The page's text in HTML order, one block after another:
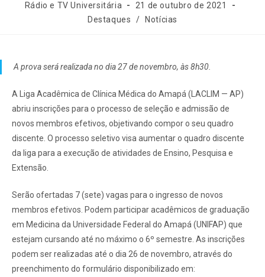
Rádio e TV Universitária
21 de outubro de 2021
Destaques
/ Notícias
A prova será realizada no dia 27 de novembro, às 8h30.
A Liga Acadêmica de Clínica Médica do Amapá (LACLIM — AP)
abriu inscrições para o processo de seleção e admissão de
novos membros efetivos, objetivando compor o seu quadro
discente. O processo seletivo visa aumentar o quadro discente
da liga para a execução de atividades de Ensino, Pesquisa e
Extensão.
Serão ofertadas 7 (sete) vagas para o ingresso de novos
membros efetivos. Podem participar acadêmicos de graduação
em Medicina da Universidade Federal do Amapá (UNIFAP) que
estejam cursando até no máximo o 6º semestre. As inscrições
podem ser realizadas até o dia 26 de novembro, através do
preenchimento do formulário disponibilizado em: